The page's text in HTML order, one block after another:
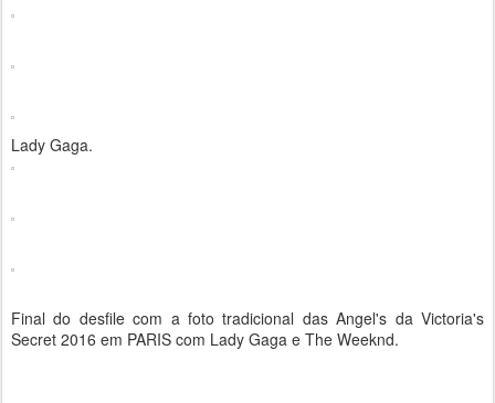
Lady Gaga.
Final do desfile com a foto tradicional das Angel's da Victoria's
Secret 2016 em PARIS com Lady Gaga e The Weeknd.